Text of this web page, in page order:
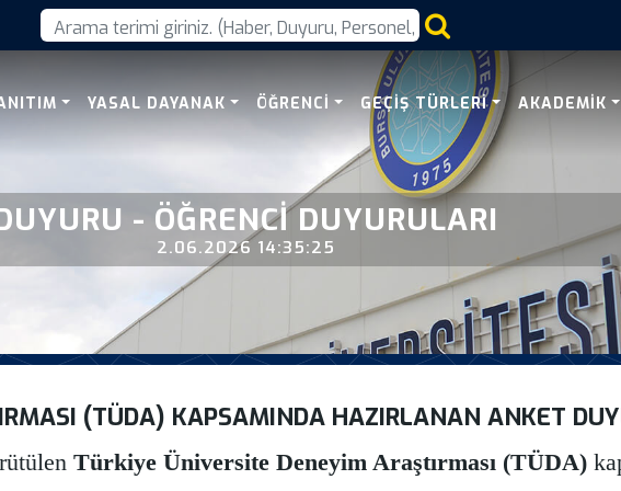
YASAL DAYANAK ÖĞRENCI GEÇIŞ TÜRLERI AKADEMIK
Arastirmasi Tuda
- ÖĞRENCI DUYURULARI
2.06.2026 14:35:25
(TÜDA) KAPSAMINDA HAZIRLANAN ANKET
Türkiye Üniversite Deneyim Araştırması (TÜDA)